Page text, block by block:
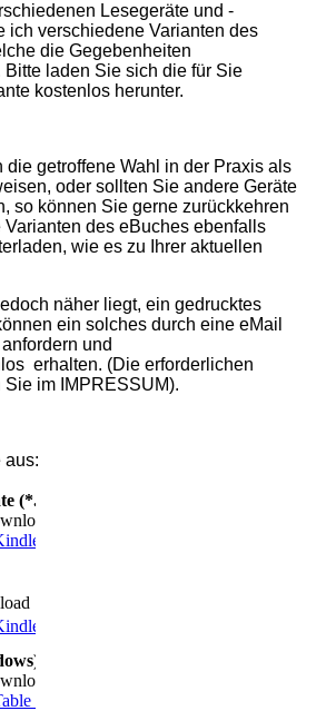
Lesegeräte und -
ich verschiedene Varianten des
die Gegebenheiten
Bitte laden Sie sich die für Sie
kostenlos herunter.
die getroffene Wahl in der Praxis als
oder sollten Sie andere Geräte
so können Sie gerne zurückkehren
Varianten des eBuches ebenfalls
wie es zu Ihrer aktuellen
näher liegt, ein gedrucktes
ein solches durch eine eMail
und
erhalten. (Die erforderlichen
im IMPRESSUM).
aus:
(*.mobi)
Variante (EPUB)